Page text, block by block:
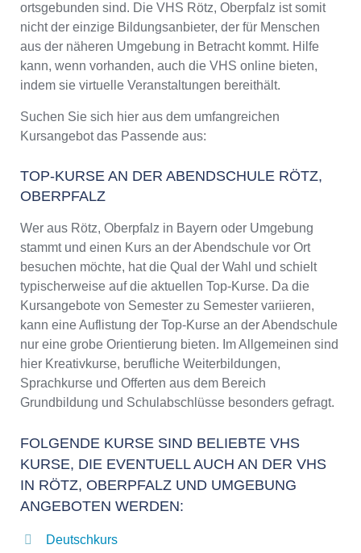
ortsgebunden sind. Die VHS Rötz, Oberpfalz ist somit
nicht der einzige Bildungsanbieter, der für Menschen
aus der näheren Umgebung in Betracht kommt. Hilfe
kann, wenn vorhanden, auch die VHS online bieten,
indem sie virtuelle Veranstaltungen bereithält.
Suchen Sie sich hier aus dem umfangreichen
Kursangebot das Passende aus:
TOP-KURSE AN DER ABENDSCHULE RÖTZ,
OBERPFALZ
Wer aus Rötz, Oberpfalz in Bayern oder Umgebung
stammt und einen Kurs an der Abendschule vor Ort
besuchen möchte, hat die Qual der Wahl und schielt
typischerweise auf die aktuellen Top-Kurse. Da die
Kursangebote von Semester zu Semester variieren,
kann eine Auflistung der Top-Kurse an der Abendschule
nur eine grobe Orientierung bieten. Im Allgemeinen sind
hier Kreativkurse, berufliche Weiterbildungen,
Sprachkurse und Offerten aus dem Bereich
Grundbildung und Schulabschlüsse besonders gefragt.
FOLGENDE KURSE SIND BELIEBTE VHS
KURSE, DIE EVENTUELL AUCH AN DER VHS
IN RÖTZ, OBERPFALZ UND UMGEBUNG
ANGEBOTEN WERDEN:
Deutschkurs